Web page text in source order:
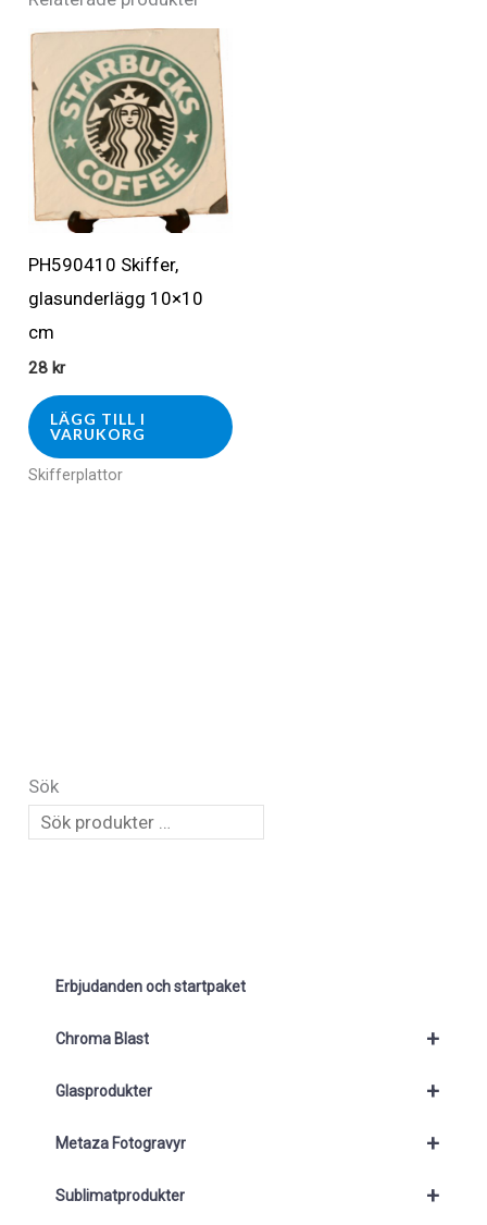
PH590410 Skiffer,
glasunderlägg 10×10
cm
28 kr
LÄGG TILL I
VARUKORG
Skifferplattor
Sök
Erbjudanden och startpaket
+
Chroma Blast
+
Glasprodukter
+
Metaza Fotogravyr
+
Sublimatprodukter